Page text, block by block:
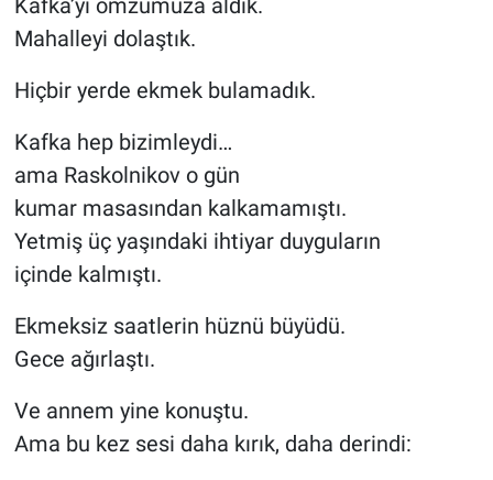
Kafka’yı omzumuza aldık.
Mahalleyi dolaştık.
Hiçbir yerde ekmek bulamadık.
Kafka hep bizimleydi…
ama Raskolnikov o gün
kumar masasından kalkamamıştı.
Yetmiş üç yaşındaki ihtiyar duyguların
içinde kalmıştı.
Ekmeksiz saatlerin hüznü büyüdü.
Gece ağırlaştı.
Ve annem yine konuştu.
Ama bu kez sesi daha kırık, daha derindi: